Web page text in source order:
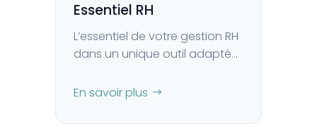
Essentiel RH
L’essentiel de votre gestion RH
dans un unique outil adapté
En savoir plus